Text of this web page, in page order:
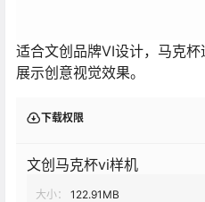
适合文创品牌VI设计，马克杯
展示创意视觉效果。
下载权限
文创马克杯vi样机
大小：
122.91MB